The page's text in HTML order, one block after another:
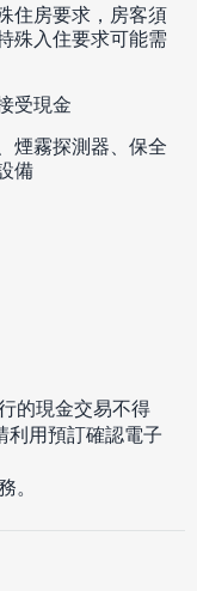
住房要求，房客須
殊入住要求可能需
受現金
煙霧探測器、保全
備
的現金交易不得
利用預訂確認電子
。